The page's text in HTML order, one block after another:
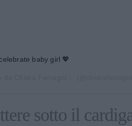
baby girl 💖
sotto il